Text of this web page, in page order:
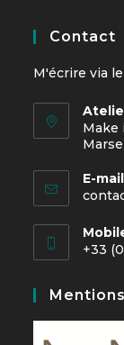
Contact
M'écrire via
Make
E-mail
+33
Mentions